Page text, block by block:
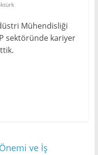
Mühendisliği
sektöründe kariyer
ve İş